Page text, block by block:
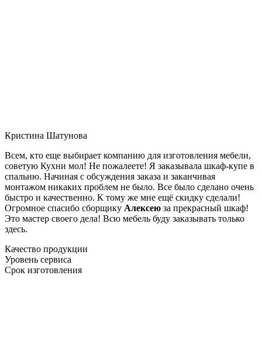
Кристина Шатунова
Всем, кто еще выбирает компанию для изготовления мебели,
советую Кухни мол! Не пожалеете! Я заказывала шкаф-купе в
спальню. Начиная с обсуждения заказа и заканчивая
монтажом никаких проблем не было. Все было сделано очень
быстро и качественно. К тому же мне ещё скидку сделали!
Огромное спасибо сборщику Алексею за прекрасный шкаф!
Это мастер своего дела! Всю мебель буду заказывать только
здесь.
Качество продукции
Уровень сервиса
Срок изготовления